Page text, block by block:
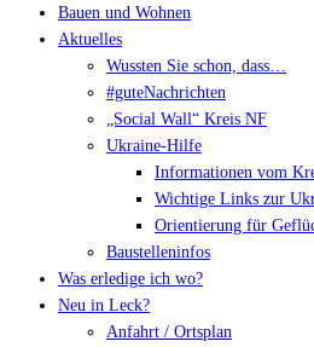
Bauen und Wohnen
Aktuelles
Wussten Sie schon, dass…
#guteNachrichten
„Social Wall“ Kreis NF
Ukraine-Hilfe
Informationen vom
Wichtige Links zur
Orientierung für
Baustelleninfos
Was erledige ich wo?
Neu in Leck?
Anfahrt / Ortsplan